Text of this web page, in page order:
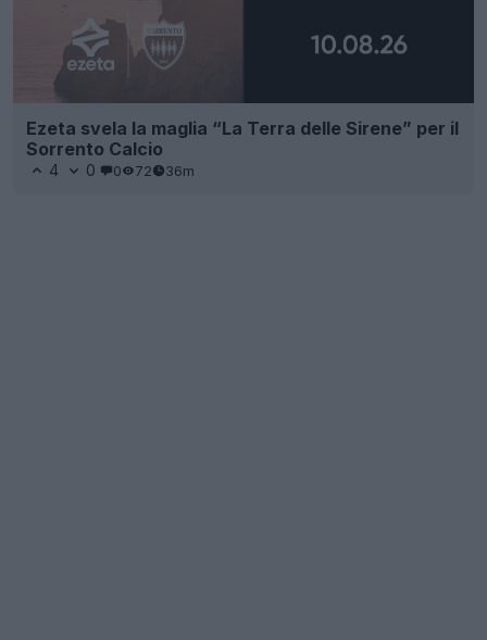
Ezeta svela la maglia “La Terra delle Sirene” per il
Sorrento Calcio
4 0 0 72 36m